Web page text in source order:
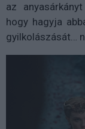
az
hogy hagyja
gyilkolászását…